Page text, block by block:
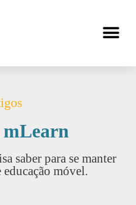
mLearn
saber para se manter
móvel.